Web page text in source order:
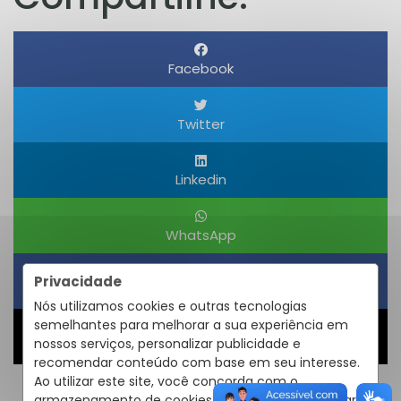
Privacidade
Nós utilizamos cookies e outras tecnologias
semelhantes para melhorar a sua experiência em
nossos serviços, personalizar publicidade e
recomendar conteúdo com base em seu interesse.
Ao utilizar este site, você concorda com o
Facebook
Twitter
Linkedin
WhatsApp
Compartilhar